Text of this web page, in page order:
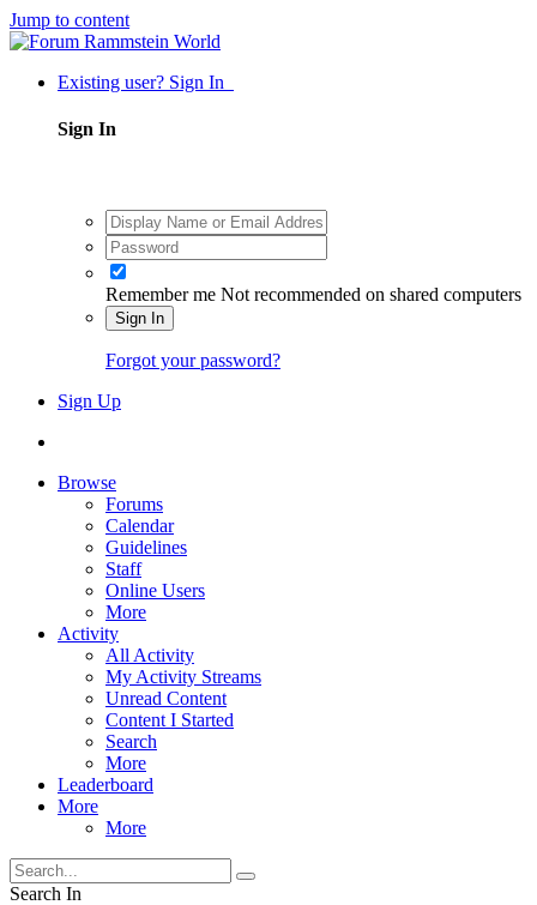
Jump to content
Existing user? Sign In
Sign In
Remember me Not recommended on shared computers
Sign In
Forgot your password?
Sign Up
Browse
Forums
Calendar
Guidelines
Staff
Online Users
More
Activity
All Activity
My Activity Streams
Unread Content
Content I Started
Search
More
Leaderboard
More
More
Search In